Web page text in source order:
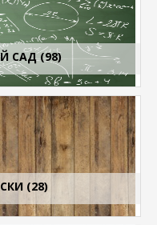
САД (98)
(28)